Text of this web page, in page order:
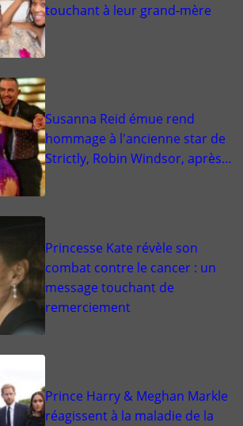
touchant à leur grand-mère
Susanna Reid émue rend
hommage à l'ancienne star de
Strictly, Robin Windsor, après…
Princesse Kate révèle son
combat contre le cancer : un
message touchant de
remerciement
Prince Harry & Meghan Markle
réagissent à la maladie de la